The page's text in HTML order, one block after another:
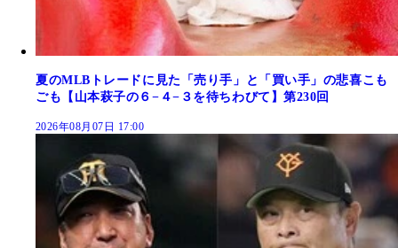
夏のMLBトレードに見た「売り手」と「買い手」の悲喜こも
ごも【山本萩子の６−４−３を待ちわびて】第230回
2026年08月07日 17:00